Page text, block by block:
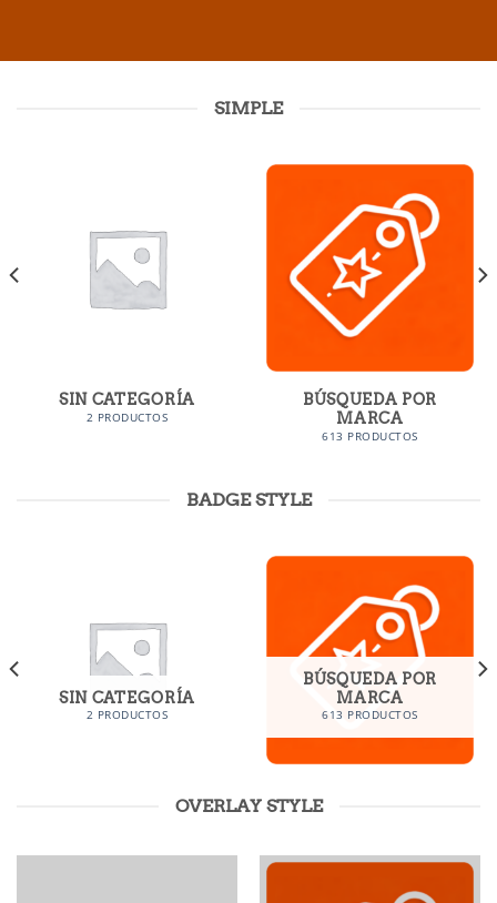
SIMPLE
SIN CATEGORÍA
2 PRODUCTOS
BÚSQUEDA POR
MARCA
613 PRODUCTOS
BADGE STYLE
SIN CATEGORÍA
2 PRODUCTOS
BÚSQUEDA POR
MARCA
613 PRODUCTOS
OVERLAY STYLE